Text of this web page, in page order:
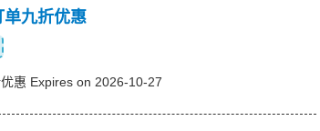
九折优惠
惠 Expires on 2026-10-27